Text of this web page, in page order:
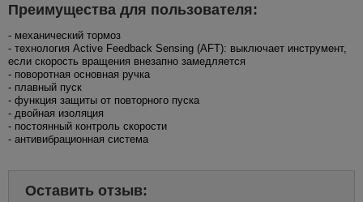
Преимущества для пользователя:
- механический тормоз
- технология Active Feedback Sensing (AFT): выключает инструмент,
если скорость вращения внезапно замедляется
- поворотная основная ручка
- плавный пуск
- функция защиты от повторного пуска
- двойная изоляция
- постоянный контроль скорости
- антивибрационная система
Оставить отзыв: